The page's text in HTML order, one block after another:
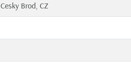
Brod, CZ